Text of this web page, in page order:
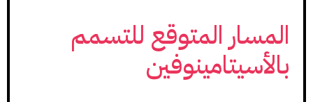
المسار المتوقع للتسمم
بالأسيتامينوفين